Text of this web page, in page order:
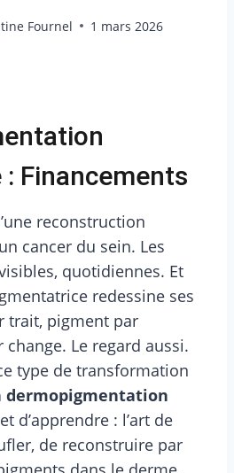
Fournel 1 mars 2026
: Financements
reconstruction
cancer du sein. Les
quotidiennes. Et
redessine ses
trait, pigment par
Le regard aussi.
type de transformation
d’apprendre : l’art de
de reconstruire par